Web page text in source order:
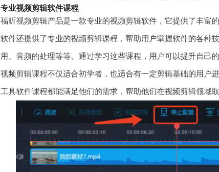
专业视频剪辑软件课程
福昕视频剪辑产品是一款专业的视频剪辑软件，它提供了丰富
软件还提供了专业的视频剪辑课程，帮助用户掌握软件的各种
用、音频的处理等等。通过学习这些课程，用户可以提升自己
视频剪辑课程不仅适合初学者，也适合有一定剪辑基础的用户
工具软件课程都能满足他们的需求，帮助他们在视频剪辑领域